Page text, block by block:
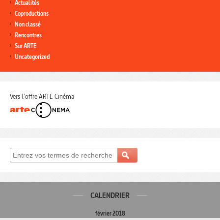
Actualités
Coproductions
Non classé
Rencontres
Sur ARTE
Uncategorized
Vers l'offre ARTE Cinéma
CALENDRIER
février 2018